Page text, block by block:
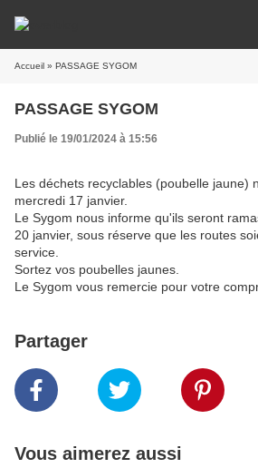
Accueil » PASSAGE SYGOM
PASSAGE SYGOM
Publié le 19/01/2024 à 15:56
Les déchets recyclables (poubelle jaune)
mercredi 17 janvier.
Le Sygom nous informe qu'ils seront
20 janvier, sous réserve que les routes
service.
Sortez vos poubelles jaunes.
Le Sygom vous remercie pour votre
Partager
Vous aimerez aussi